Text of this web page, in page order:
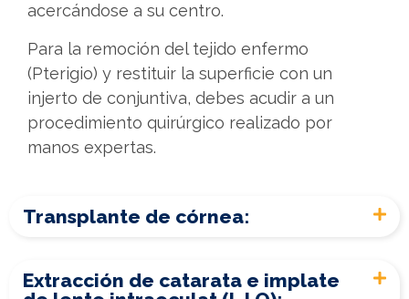
acercándose a su centro.
Para la remoción del tejido enfermo
(Pterigio) y restituir la superficie con un
injerto de conjuntiva, debes acudir a un
procedimiento quirúrgico realizado por
manos expertas.
Transplante de córnea:
Extracción de catarata e implate